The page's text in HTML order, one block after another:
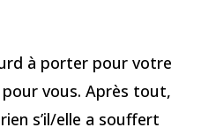
à porter pour votre
vous. Après tout,
s’il/elle a souffert